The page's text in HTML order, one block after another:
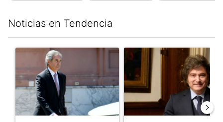
Noticias en Tendencia
Un artículo de tendencia con el título "Las incosistencias de
Un artículo de tendencia con